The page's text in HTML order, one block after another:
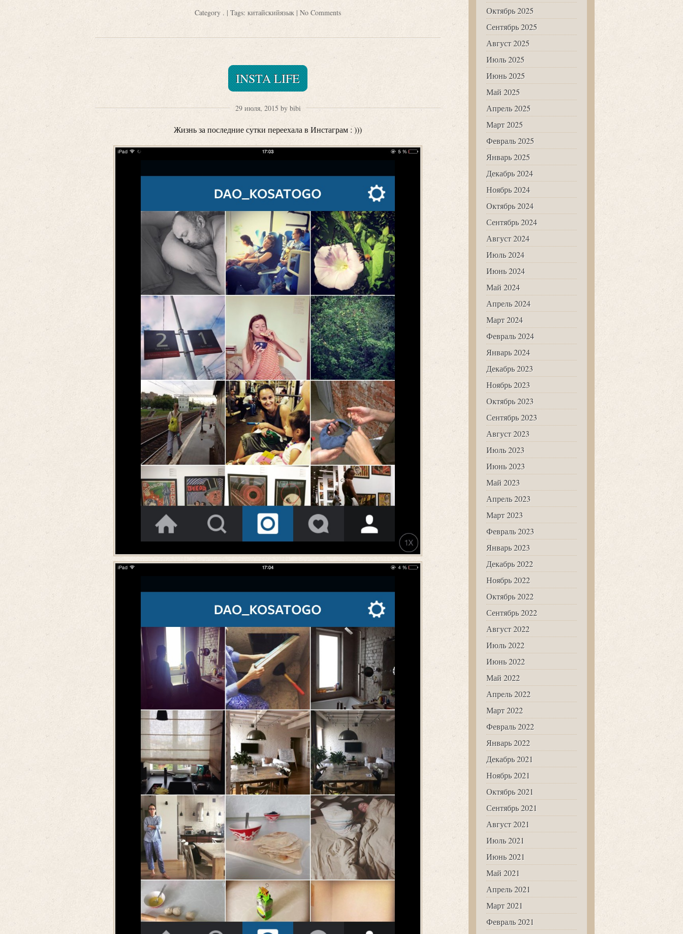
Category . | Tags: китайскийязык | No Comments
INSTA LIFE
29 июля, 2015 by bibi
Жизнь за последние сутки переехала в Инстаграм : )))
Октябрь 2025
Сентябрь 2025
Август 2025
Июль 2025
Июнь 2025
Май 2025
Апрель 2025
Март 2025
Февраль 2025
Январь 2025
Декабрь 2024
Ноябрь 2024
Октябрь 2024
Сентябрь 2024
Август 2024
Июль 2024
Июнь 2024
Май 2024
Апрель 2024
Март 2024
Февраль 2024
Январь 2024
Декабрь 2023
Ноябрь 2023
Октябрь 2023
Сентябрь 2023
Август 2023
Июль 2023
Июнь 2023
Май 2023
Апрель 2023
Март 2023
Февраль 2023
Январь 2023
Декабрь 2022
Ноябрь 2022
Октябрь 2022
Сентябрь 2022
Август 2022
Июль 2022
Июнь 2022
Май 2022
Апрель 2022
Март 2022
Февраль 2022
Январь 2022
Декабрь 2021
Ноябрь 2021
Октябрь 2021
Сентябрь 2021
Август 2021
Июль 2021
Июнь 2021
Май 2021
Апрель 2021
Март 2021
Февраль 2021